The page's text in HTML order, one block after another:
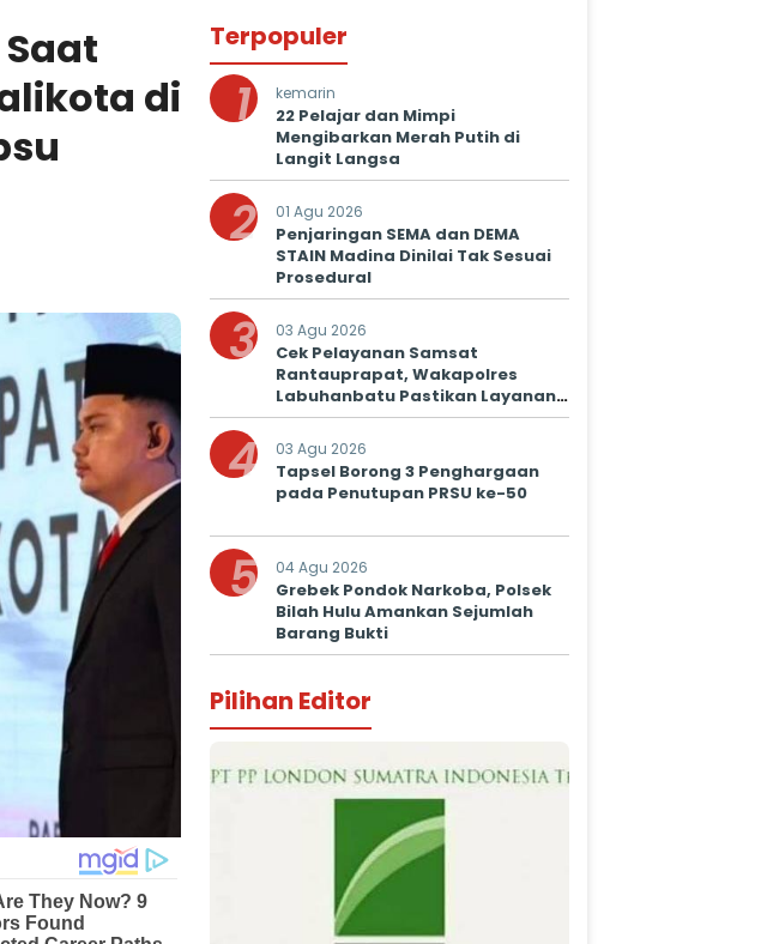
di
Terpopuler
1 kemarin
22 Pelajar dan Mimpi
Mengibarkan Merah Putih di
Langit Langsa
2 01 Agu 2026
Penjaringan SEMA dan DEMA
STAIN Madina Dinilai Tak Sesuai
Prosedural
3 03 Agu 2026
Cek Pelayanan Samsat
Rantauprapat, Wakapolres
Labuhanbatu Pastikan Layanan
Prima untuk Masyarakat
4 03 Agu 2026
Tapsel Borong 3 Penghargaan
pada Penutupan PRSU ke-50
5 04 Agu 2026
Grebek Pondok Narkoba, Polsek
Bilah Hulu Amankan Sejumlah
Barang Bukti
Pilihan Editor